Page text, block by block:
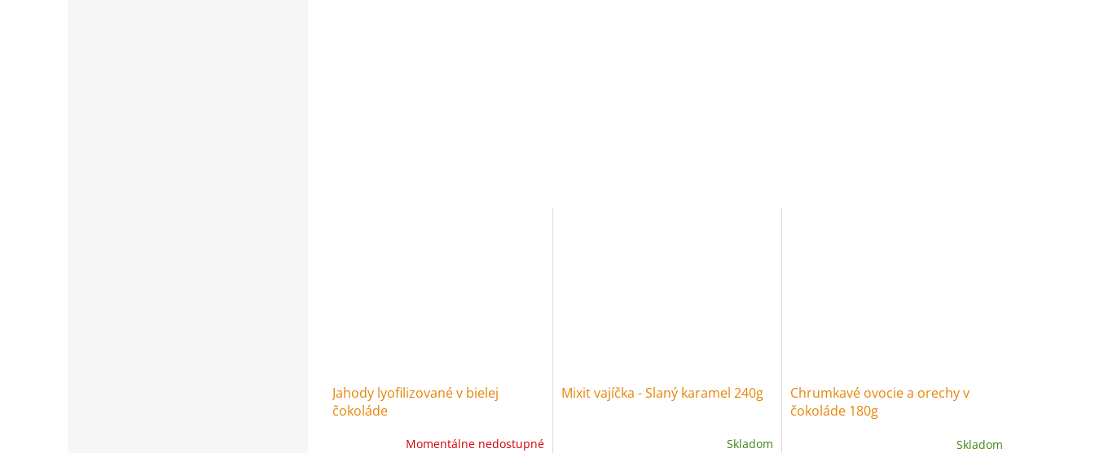
Jahody lyofilizované v bielej
čokoláde
Momentálne nedostupné
Mixit vajíčka - Slaný karamel 240g
Skladom
Chrumkavé ovocie a orechy v
čokoláde 180g
Skladom